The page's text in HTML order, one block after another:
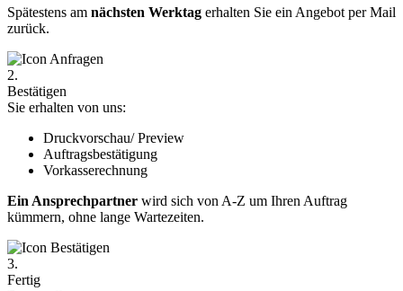
Spätestens am nächsten Werktag erhalten Sie ein Angebot per Mail
zurück.
2.
Bestätigen
Sie erhalten von uns:
Druckvorschau/ Preview
Auftragsbestätigung
Vorkasserechnung
Ein Ansprechpartner wird sich von A-Z um Ihren Auftrag
kümmern, ohne lange Wartezeiten.
3.
Fertig